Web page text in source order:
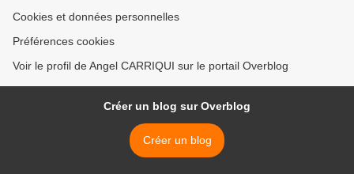
Cookies et données personnelles
Préférences cookies
Voir le profil de Angel CARRIQUI sur le portail Overblog
Créer un blog sur Overblog
Créer un blog